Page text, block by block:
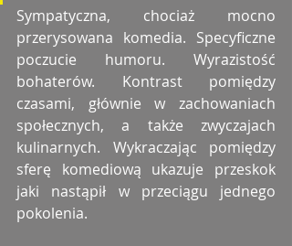
Sympatyczna, chociaż mocno
przerysowana komedia. Specyficzne
poczucie humoru. Wyrazistość
bohaterów. Kontrast pomiędzy
czasami, głównie w zachowaniach
społecznych, a także zwyczajach
kulinarnych. Wykraczając pomiędzy
sferę komediową ukazuje przeskok
jaki nastąpił w przeciągu jednego
pokolenia.